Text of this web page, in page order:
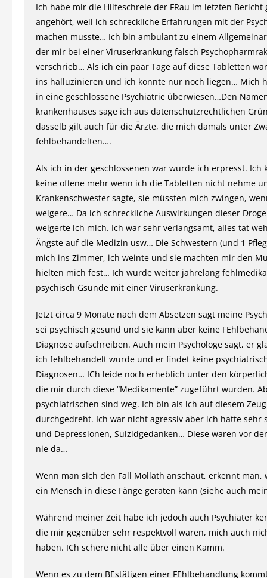
Ich habe mir die Hilfeschreie der FRau im letzten Bericht
angehört, weil ich schreckliche Erfahrungen mit der
machen musste… Ich bin ambulant zu einem
der mir bei einer Viruserkrankung falsch
verschrieb… Als ich ein paar Tage auf diese Tabletten
ins halluzinieren und ich konnte nur noch liegen… Mich
in eine geschlossene Psychiatrie überwiesen…Den
krankenhauses sage ich aus datenschutzrechtlichen
dasselb gilt auch für die Ärzte, die mich damals unter
fehlbehandelten….
Als ich in der geschlossenen war wurde ich erpresst. Ich
keine offene mehr wenn ich die Tabletten nicht nehme
Krankenschwester sagte, sie müssten mich zwingen,
weigere… Da ich schreckliche Auswirkungen dieser
weigerte ich mich. Ich war sehr verlangsamt, alles tat
Ängste auf die Medizin usw… Die Schwestern (und 1
mich ins Zimmer, ich weinte und sie machten mir den
hielten mich fest… Ich wurde weiter jahrelang
psychisch Gsunde mit einer Viruserkrankung.
Jetzt circa 9 Monate nach dem Absetzen sagt meine
sei psychisch gesund und sie kann aber keine
Diagnose aufschreiben. Auch mein Psychologe sagt, er
ich fehlbehandelt wurde und er findet keine
Diagnosen… ICh leide noch erheblich unter den
die mir durch diese “Medikamente” zugeführt wurden.
psychiatrischen sind weg. Ich bin als ich auf diesem
durchgedreht. Ich war nicht agressiv aber ich hatte sehr
und Depressionen, Suizidgedanken… Diese waren vor
nie da…
Wenn man sich den Fall Mollath anschaut, erkennt man,
ein Mensch in diese Fänge geraten kann (siehe auch
Während meiner Zeit habe ich jedoch auch Psychiater
die mir gegenüber sehr respektvoll waren, mich auch
haben. ICh schere nicht alle über einen Kamm.
Wenn es zu dem BEstätigen einer FEhlbehandlung